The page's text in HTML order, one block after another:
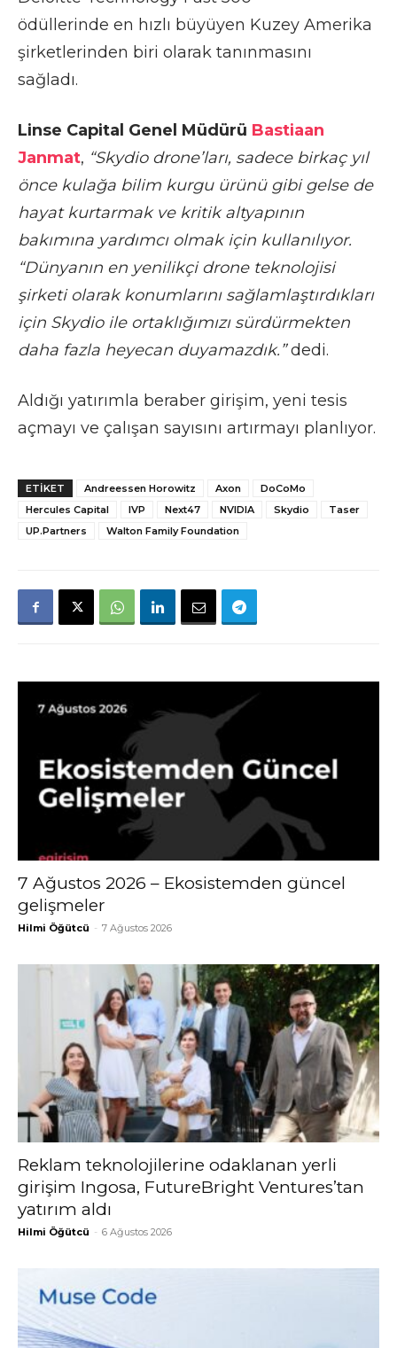
ödüllerinde en hızlı büyüyen Kuzey Amerika
şirketlerinden biri olarak tanınmasını
sağladı.
Linse Capital Genel Müdürü Bastiaan
Janmat, “Skydio drone’ları, sadece birkaç yıl
önce kulağa bilim kurgu ürünü gibi gelse de
hayat kurtarmak ve kritik altyapının
bakımına yardımcı olmak için kullanılıyor.
“Dünyanın en yenilikçi drone teknolojisi
şirketi olarak konumlarını sağlamlaştırdıkları
için Skydio ile ortaklığımızı sürdürmekten
daha fazla heyecan duyamazdık.”dedi.
Aldığı yatırımla beraber girişim, yeni tesis
açmayı ve çalışan sayısını artırmayı planlıyor.
ETIKET Andreessen Horowitz Axon
DoCoMo
Hercules Capital
IVP Next47 NVIDIA Skydio
Taser
UP.Partners
Walton Family Foundation
7 Ağustos 2026 – Ekosistemden güncel
gelişmeler
Hilmi Öğütcü - 7 Ağustos 2026
Reklam teknolojilerine odaklanan yerli
girişim Ingosa, FutureBright Ventures’tan
yatırım aldı
Hilmi Öğütcü - 6 Ağustos 2026